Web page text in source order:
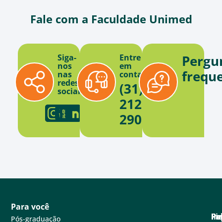
Fale com a Faculdade Unimed
Siga-
nos
nas
redes
sociais
Entre
em
contato
(31)
2121-
2900
Para você
Pós-graduação